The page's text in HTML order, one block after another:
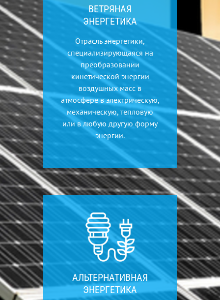
ВЕТРЯНАЯ
ЭНЕРГЕТИКА
Отрасль энергетики,
специализирующаяся на
преобразовании
кинетической энергии
воздушных масс в
атмосфере в электрическую,
механическую, тепловую
или в любую другую форму
энергии.
АЛЬТЕРНАТИВНАЯ
ЭНЕРГЕТИКА